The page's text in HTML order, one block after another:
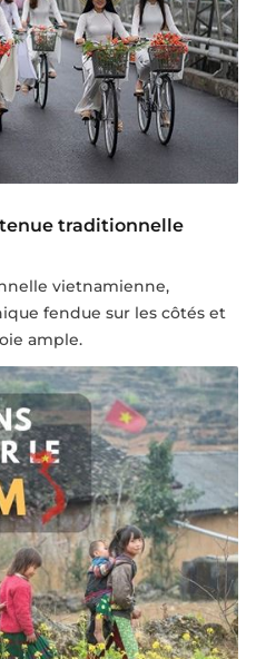
traditionnelle
vietnamienne,
fendue sur les côtés et
ample.